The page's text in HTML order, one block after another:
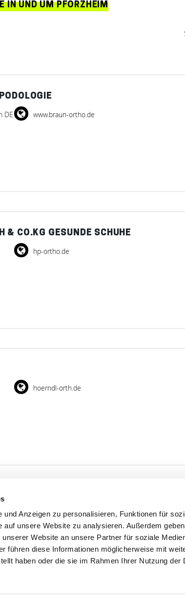
Anzeigen zu personalisieren, Funktionen für
auf unsere Website zu analysieren. Außerdem
Website an unsere Partner für soziale
führen diese Informationen möglicherweise mit
haben oder die sie im Rahmen Ihrer Nutzung der
IN UND UM PFORZHEIM
DE www.braun-ortho.de
& CO.KG GESUNDE SCHUHE
hp-ortho.de
hoerndl-orth.de
SERVICE
WhatsApp
0800 0057425